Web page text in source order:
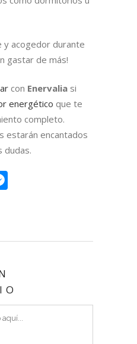
y acogedor durante
gastar de más!
con Enervalia si
energético que te
completo.
estarán encantados
dudas.